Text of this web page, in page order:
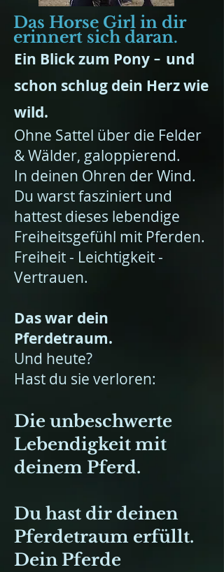
Das Horse Girl in dir
erinnert sich daran.
Ein Blick zum Pony - und
schon schlug dein Herz wie
wild.
Ohne Sattel über die Felder
& Wälder, galoppierend.
In deinen Ohren der Wind.
Du warst fasziniert und
hattest dieses lebendige
Freiheitsgefühl mit Pferden.
Freiheit - Leichtigkeit -
Vertrauen.
Das war dein
Pferdetraum.
Und heute?
Hast du sie verloren:
Die unbeschwerte
Lebendigkeit mit
deinem Pferd.
Du hast dir deinen
Pferdetraum erfüllt.
Dein Pferde